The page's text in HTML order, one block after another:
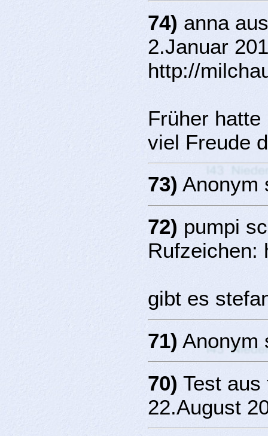
74) anna
2.Januar
http://
Früher
viel Freude
73) Anonym
72) pumpi
Rufzeichen:
gibt es
71) Anonym
70) Test
22.August